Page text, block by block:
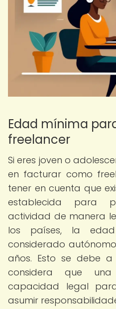
Edad mínima
freelancer
Si eres joven o
en facturar como
tener en cuenta que
establecida para
actividad de manera
los países, la
considerado
años. Esto se debe
considera que
capacidad legal
asumir